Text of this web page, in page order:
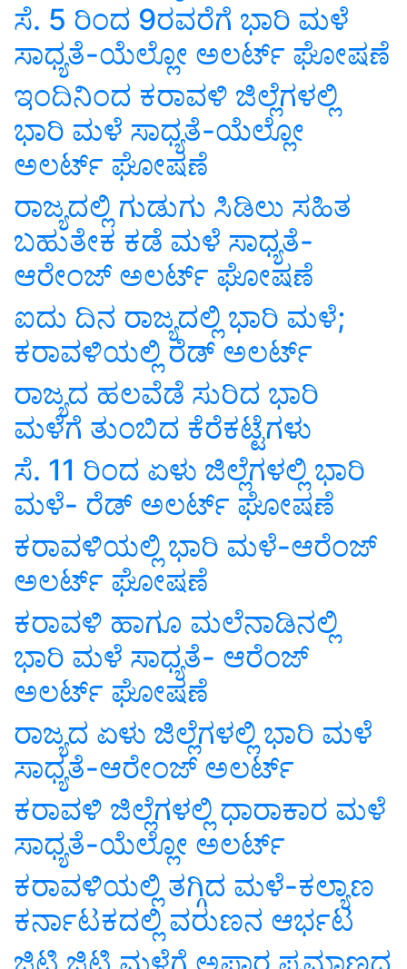
ಸೆ. 5 ರಿಂದ 9ರವರೆಗೆ ಭಾರಿ ಮಳೆ
ಸಾಧ್ಯತೆ-ಯೆಲ್ಲೋ ಅಲರ್ಟ್ ಘೋಷಣೆ
ಇಂದಿನಿಂದ ಕರಾವಳಿ ಜಿಲ್ಲೆಗಳಲ್ಲಿ
ಭಾರಿ ಮಳೆ ಸಾಧ್ಯತೆ-ಯೆಲ್ಲೋ
ಅಲರ್ಟ್ ಘೋಷಣೆ
ರಾಜ್ಯದಲ್ಲಿ ಗುಡುಗು ಸಿಡಿಲು ಸಹಿತ
ಬಹುತೇಕ ಕಡೆ ಮಳೆ ಸಾಧ್ಯತೆ-
ಆರೇಂಜ್ ಅಲರ್ಟ್ ಘೋಷಣೆ
ಐದು ದಿನ ರಾಜ್ಯದಲ್ಲಿ ಭಾರಿ ಮಳೆ;
ಕರಾವಳಿಯಲ್ಲಿ ರೆಡ್ ಅಲರ್ಟ್
ರಾಜ್ಯದ ಹಲವೆಡೆ ಸುರಿದ ಭಾರಿ
ಮಳೆಗೆ ತುಂಬಿದ ಕೆರೆಕಟ್ಟೆಗಳು
ಸೆ. 11 ರಿಂದ ಏಳು ಜಿಲ್ಲೆಗಳಲ್ಲಿ ಭಾರಿ
ಮಳೆ- ರೆಡ್ ಅಲರ್ಟ್ ಘೋಷಣೆ
ಕರಾವಳಿಯಲ್ಲಿ ಭಾರಿ ಮಳೆ-ಆರೆಂಜ್
ಅಲರ್ಟ್ ಘೋಷಣೆ
ಕರಾವಳಿ ಹಾಗೂ ಮಲೆನಾಡಿನಲ್ಲಿ
ಭಾರಿ ಮಳೆ ಸಾಧ್ಯತೆ- ಆರೆಂಜ್‌
ಅಲರ್ಟ್‌ ಘೋಷಣೆ
ರಾಜ್ಯದ ಏಳು ಜಿಲ್ಲೆಗಳಲ್ಲಿ ಭಾರಿ ಮಳೆ
ಸಾಧ್ಯತೆ-ಆರೇಂಜ್ ಅಲರ್ಟ್
ಕರಾವಳಿ ಜಿಲ್ಲೆಗಳಲ್ಲಿ ಧಾರಾಕಾರ ಮಳೆ
ಸಾಧ್ಯತೆ-ಯೆಲ್ಲೋ ಅಲರ್ಟ್
ಕರಾವಳಿಯಲ್ಲಿ ತಗ್ಗಿದ ಮಳೆ-ಕಲ್ಯಾಣ
ಕರ್ನಾಟಕದಲ್ಲಿ ವರುಣನ ಆರ್ಭಟ
ಜಿಟಿ ಜಿಟಿ ಮಳೆಗೆ ಅಪಾರ ಪ್ರಮಾಣದ